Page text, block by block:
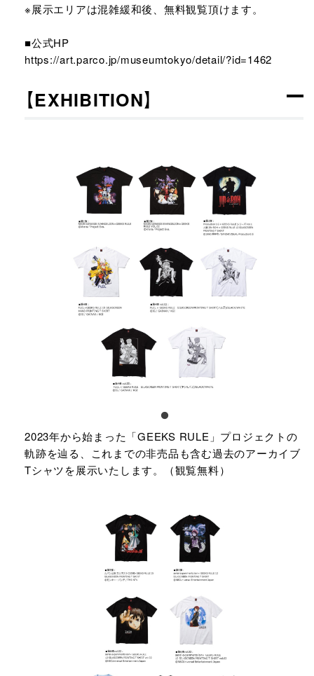
※展示エリアは混雑緩和後、無料観覧頂けます。
■公式HP
https://art.parco.jp/museumtokyo/detail/?id=1462
【EXHIBITION】
2023年から始まった「GEEKS RULE」プロジェクトの
軌跡を辿る、これまでの非売品も含む過去のアーカイブ
Tシャツを展示いたします。（観覧無料）